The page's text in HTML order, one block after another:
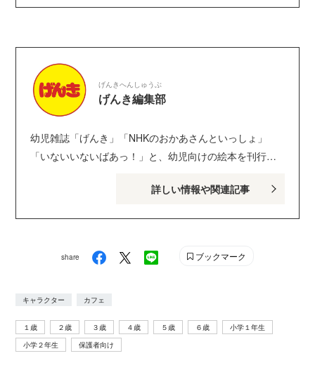
げんきへんしゅうぶ
げんき編集部
幼児雑誌「げんき」「NHKのおかあさんといっしょ」
「いないいないばあっ！」と、幼児向けの絵本を刊行し
のお子さんがいるパパ・ママを中心に、おもしろくて役
詳しい情報や関連記事
share ブックマーク
キャラクター カフェ
１歳 ２歳 ３歳 ４歳 ５歳 ６歳
小学１年生
小学２年生
保護者向け